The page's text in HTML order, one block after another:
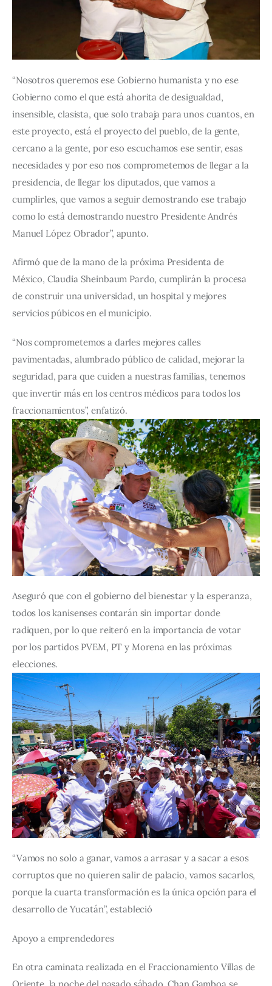
“Nosotros queremos ese Gobierno humanista y no ese
Gobierno como el que está ahorita de desigualdad,
insensible, clasista, que solo trabaja para unos cuantos, en
este proyecto, está el proyecto del pueblo, de la gente,
cercano a la gente, por eso escuchamos ese sentir, esas
necesidades y por eso nos comprometemos de llegar a la
presidencia, de llegar los diputados, que vamos a
cumplirles, que vamos a seguir demostrando ese trabajo
como lo está demostrando nuestro Presidente Andrés
Manuel López Obrador”, apunto.
Afirmó que de la mano de la próxima Presidenta de
México, Claudia Sheinbaum Pardo, cumplirán la procesa
de construir una universidad, un hospital y mejores
servicios púbicos en el municipio.
“Nos comprometemos a darles mejores calles
pavimentadas, alumbrado público de calidad, mejorar la
seguridad, para que cuiden a nuestras familias, tenemos
que invertir más en los centros médicos para todos los
fraccionamientos”, enfatizó.
Aseguró que con el gobierno del bienestar y la esperanza,
todos los kanisenses contarán sin importar donde
radiquen, por lo que reiteró en la importancia de votar
por los partidos PVEM, PT y Morena en las próximas
elecciones.
“Vamos no solo a ganar, vamos a arrasar y a sacar a esos
corruptos que no quieren salir de palacio, vamos sacarlos,
porque la cuarta transformación es la única opción para el
desarrollo de Yucatán”, estableció
Apoyo a emprendedores
En otra caminata realizada en el Fraccionamiento Villas de